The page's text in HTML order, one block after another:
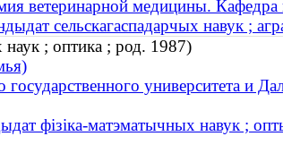
ветеринарной медицины.
сельскагаспадарчых навук ;
; оптика ; род. 1987)
университета и
фізіка-матэматычных навук ;